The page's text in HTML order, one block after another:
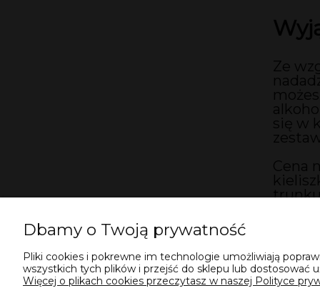
Ze
się w
Cena
Dbamy o Twoją prywatność
Pliki cookies i pokrewne im technologie umożliwiają
wszystkich tych plików i przejść do sklepu lub dostosować
Więcej o plikach cookies przeczytasz w naszej Polityce